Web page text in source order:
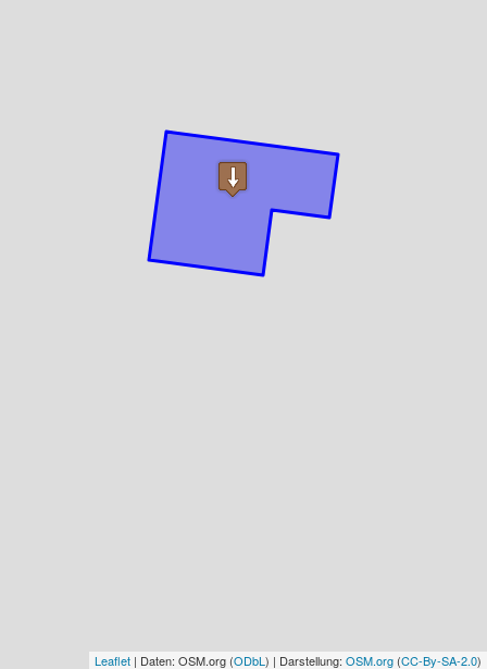
Leaflet | Daten: OSM.org (ODbL ) | Darstellung: OSM.org (CC-By-SA-2.0)